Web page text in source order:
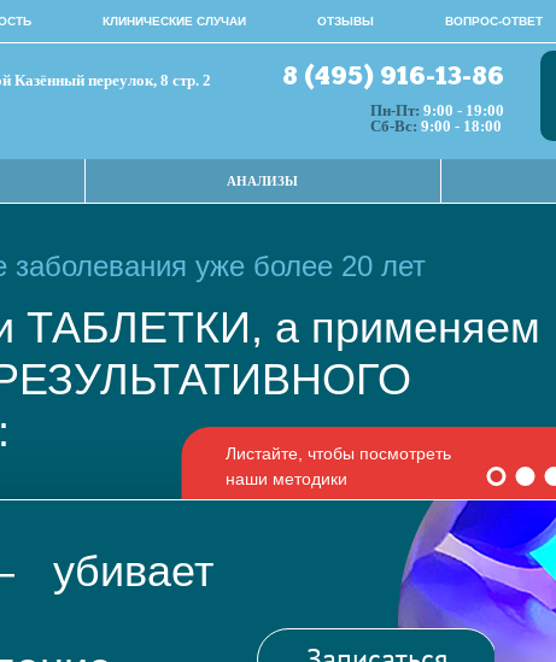
КЛИНИЧЕСКИЕ СЛУЧАИ ОТЗЫВЫ ВОПРОС-ОТВЕТ
переулок, 8 стр. 2 8 (495) 916-13-86
Пн-Пт: 9:00 - 19:00
Сб-Вс: 9:00 - 18:00
АНАЛИЗЫ
уже более 20 лет
ТАБЛЕТКИ, а применяем
РЕЗУЛЬТАТИВНОГО
убивает